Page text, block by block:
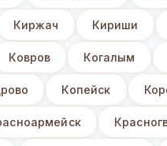
Киржач Кириши
Ковров Когалым
Копейск